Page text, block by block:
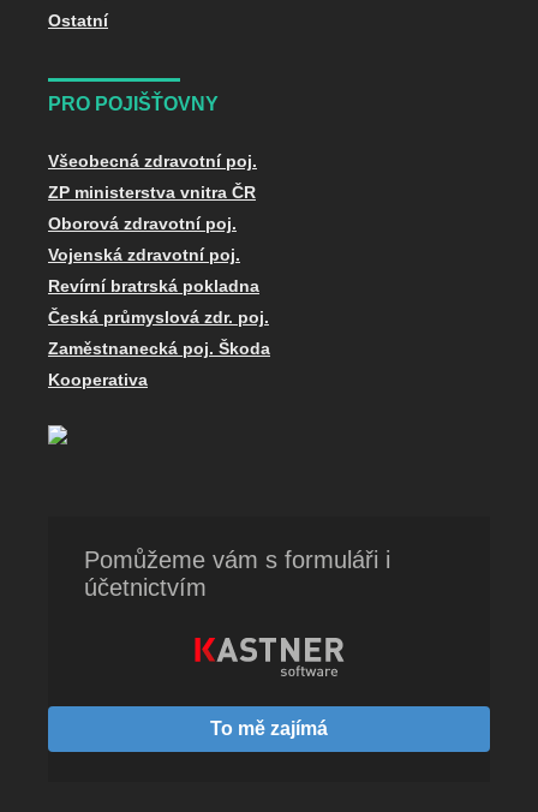
Ostatní
PRO POJIŠŤOVNY
Všeobecná zdravotní poj.
ZP ministerstva vnitra ČR
Oborová zdravotní poj.
Vojenská zdravotní poj.
Revírní bratrská pokladna
Česká průmyslová zdr. poj.
Zaměstnanecká poj. Škoda
Kooperativa
Pomůžeme vám s formuláři i
účetnictvím
To mě zajímá